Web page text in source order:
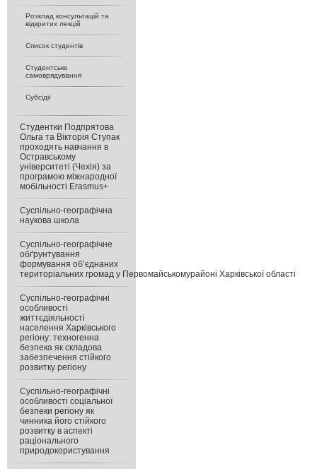
Розклад консультацій та
відкритих лекцій
Список студентів
Студентське
самоврядування
Субсідії
Студентки Подпрятова
Ольга та Вікторія Ступак
проходять навчання в
Остравському
університеті (Чехія) за
програмою міжнародної
мобільності Erasmus+
Суспільно-географічна
наукова школа
Суспільно-географічне
обґрунтування
формування об’єднаних
територіальних громад у Первомайськомурайоні Харківської області
Суспільно-географічні
особливості
життєдіяльності
населення Харківського
регіону: техногенна
безпека як складова
забезпечення стійкого
розвитку регіону
Суспільно-географічні
особливості соціальної
безпеки регіону як
чинника його стійкого
розвитку в аспекті
раціонального
природокористування